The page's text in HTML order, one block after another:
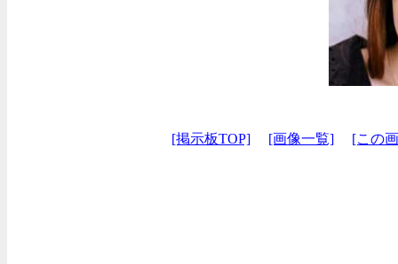
[掲示板TOP] [画像一覧] [この